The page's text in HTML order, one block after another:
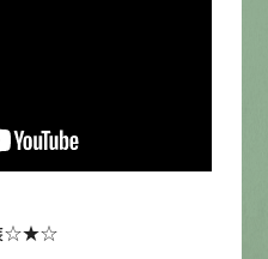
お手軽相談
☆★☆